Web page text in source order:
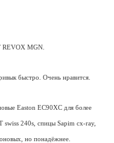
REVOX MGN.
быстро. Очень нравится.
Easton EC90XC для более
swiss 240s, спицы Sapim cx-ray,
но понадёжнее.